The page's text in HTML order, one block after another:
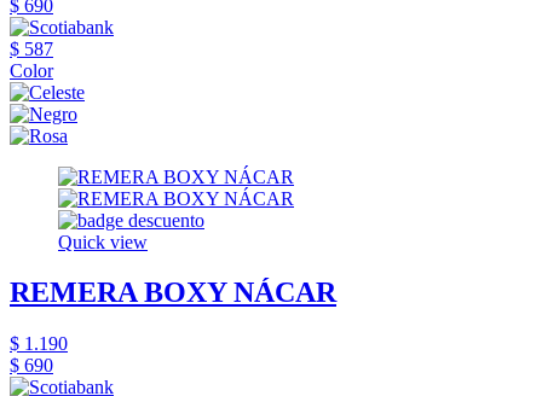
$ 690
$ 587
Color
Quick view
REMERA BOXY NÁCAR
$ 1.190
$ 690